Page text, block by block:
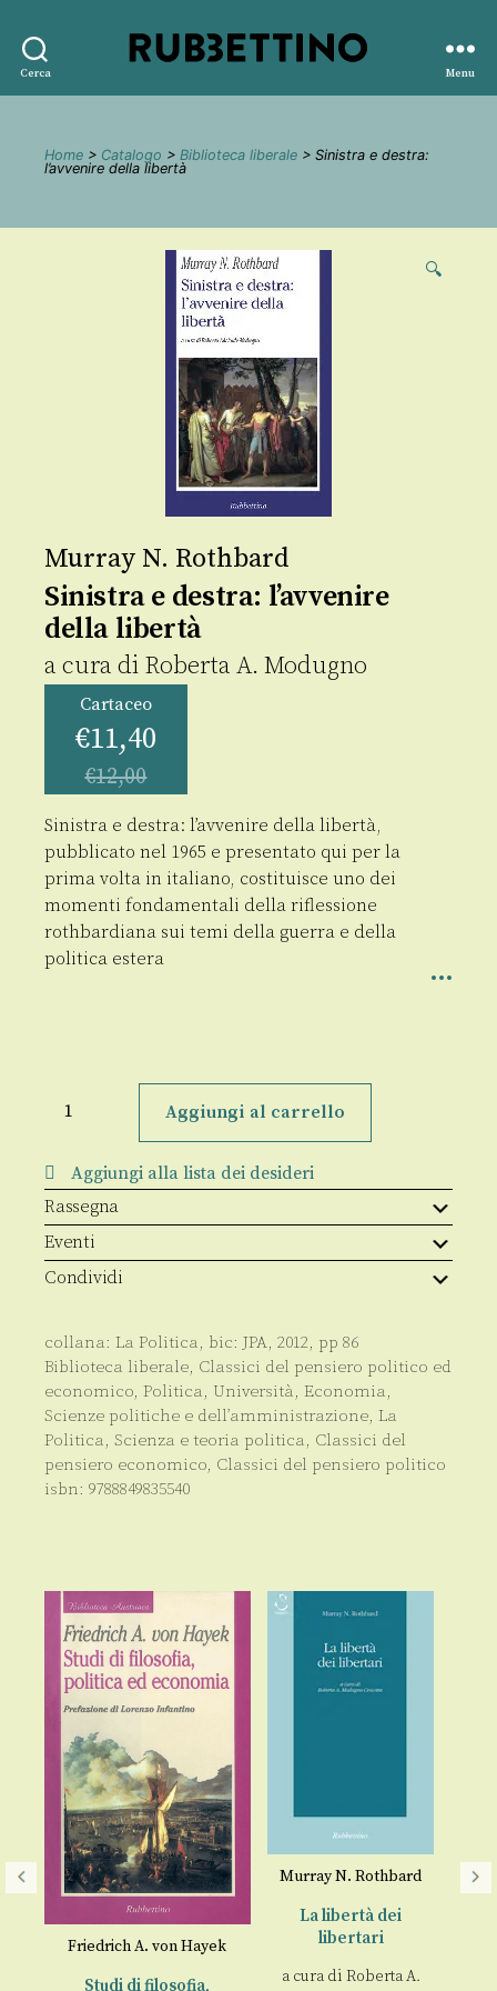
Cerca
editore
Menu
Home > Catalogo > Biblioteca liberale > Sinistra e destra:
l’avvenire della libertà
🔍
Murray N. Rothbard
Sinistra e destra: l’avvenire
della libertà
a cura di Roberta A. Modugno
Cartaceo
€11,40
€12,00
Sinistra e destra: l’avvenire della libertà,
pubblicato nel 1965 e presentato qui per la
prima volta in italiano, costituisce uno dei
momenti fondamentali della riflessione
rothbardiana sui temi della guerra e della
politica estera
della
libertà
quantità
Aggiungi al carrello
Aggiungi alla lista dei desideri
Rassegna
Eventi
Condividi
collana: La Politica, bic: JPA, 2012, pp 86
Biblioteca liberale, Classici del pensiero politico ed
economico, Politica, Università, Economia,
Scienze politiche e dell’amministrazione, La
Politica, Scienza e teoria politica, Classici del
pensiero economico, Classici del pensiero politico
isbn: 9788849835540
Friedrich A. von Hayek
Studi di filosofia,
Murray N. Rothbard
La libertà dei
libertari
a cura di Roberta A.